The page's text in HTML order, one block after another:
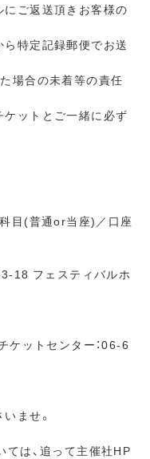
ご返送頂きお客様の
特定記録郵便でお送
場合の未着等の責任
ットとご一緒に必ず
目(普通or当座)／口座
18 フェスティバルホ
ケットセンター：06-6
ませ。
ては、追って主催社HP